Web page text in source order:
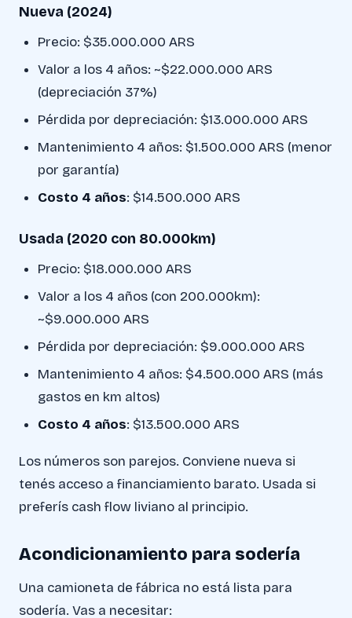
Nueva (2024)
Precio: $35.000.000 ARS
Valor a los 4 años: ~$22.000.000 ARS
(depreciación 37%)
Pérdida por depreciación: $13.000.000 ARS
Mantenimiento 4 años: $1.500.000 ARS (menor
por garantía)
Costo 4 años: $14.500.000 ARS
Usada (2020 con 80.000km)
Precio: $18.000.000 ARS
Valor a los 4 años (con 200.000km):
~$9.000.000 ARS
Pérdida por depreciación: $9.000.000 ARS
Mantenimiento 4 años: $4.500.000 ARS (más
gastos en km altos)
Costo 4 años: $13.500.000 ARS
Los números son parejos. Conviene nueva si
tenés acceso a financiamiento barato. Usada si
preferís cash flow liviano al principio.
Acondicionamiento para sodería
Una camioneta de fábrica no está lista para
sodería. Vas a necesitar: